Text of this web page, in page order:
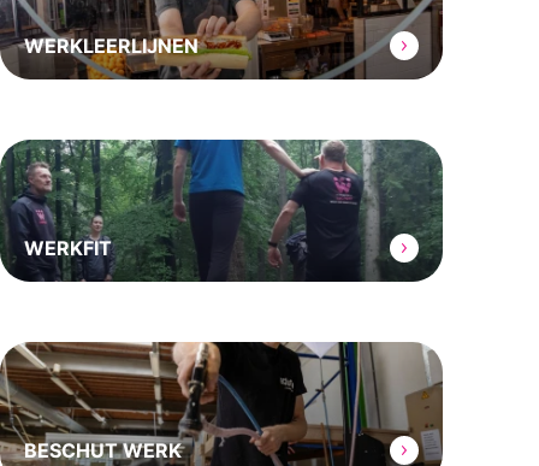
WERKLEERLIJNEN
WERKFIT
BESCHUT WERK